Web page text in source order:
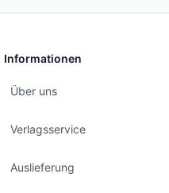
Informationen
Über uns
Verlagsservice
Auslieferung